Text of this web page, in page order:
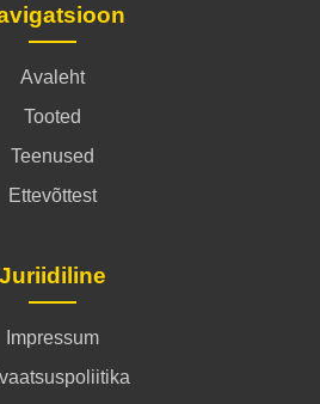
Avaleht
Tooted
Teenused
Ettevõttest
Juriidiline
Impressum